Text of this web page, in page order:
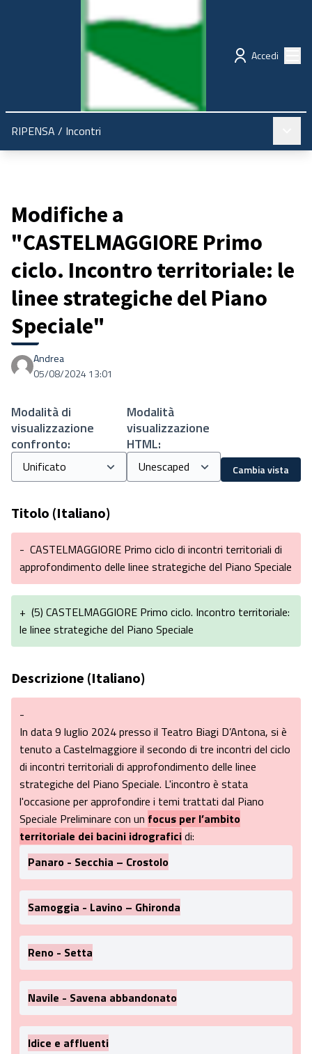
Regione Emilia-Romagna Partecipazione
Accedi
RIPENSA / Incontri
Modifiche a
"CASTELMAGGIORE Primo
ciclo. Incontro territoriale: le
linee strategiche del Piano
Speciale"
Andrea
05/08/2024 13:01
Modalità di
visualizzazione
confronto:
Modalità
visualizzazione
HTML:
Cambia vista
Titolo (Italiano)
- CASTELMAGGIORE Primo ciclo di incontri territoriali di
approfondimento delle linee strategiche del Piano Speciale
+ (5) CASTELMAGGIORE Primo ciclo. Incontro territoriale:
le linee strategiche del Piano Speciale
Descrizione (Italiano)
-
In data 9 luglio 2024 presso il Teatro Biagi D’Antona, si è
tenuto a Castelmaggiore il secondo di tre incontri del ciclo
di incontri territoriali di approfondimento delle linee
strategiche del Piano Speciale. L'incontro è stata
l'occasione per approfondire i temi trattati dal Piano
Speciale Preliminare con un focus per l’ambito
territoriale dei bacini idrograficidi:
Panaro - Secchia – Crostolo
Samoggia - Lavino – Ghironda
Reno - Setta
Navile - Savena abbandonato
Idice e affluenti